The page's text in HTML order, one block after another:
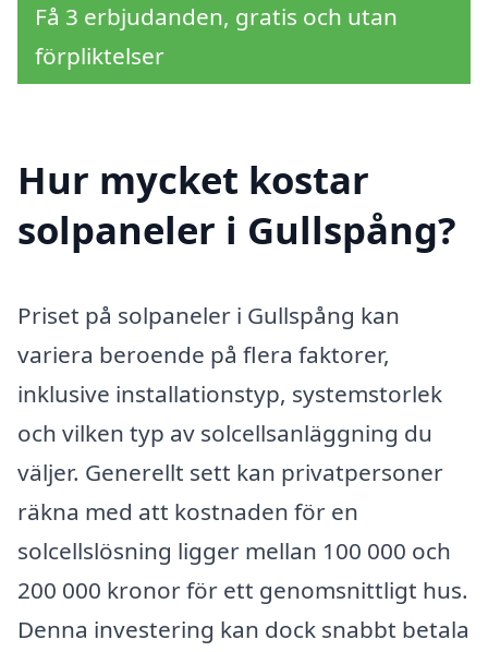
Få 3 erbjudanden, gratis och utan
förpliktelser
Hur mycket kostar
solpaneler i Gullspång?
Priset på solpaneler i Gullspång kan
variera beroende på flera faktorer,
inklusive installationstyp, systemstorlek
och vilken typ av solcellsanläggning du
väljer. Generellt sett kan privatpersoner
räkna med att kostnaden för en
solcellslösning ligger mellan 100 000 och
200 000 kronor för ett genomsnittligt hus.
Denna investering kan dock snabbt betala